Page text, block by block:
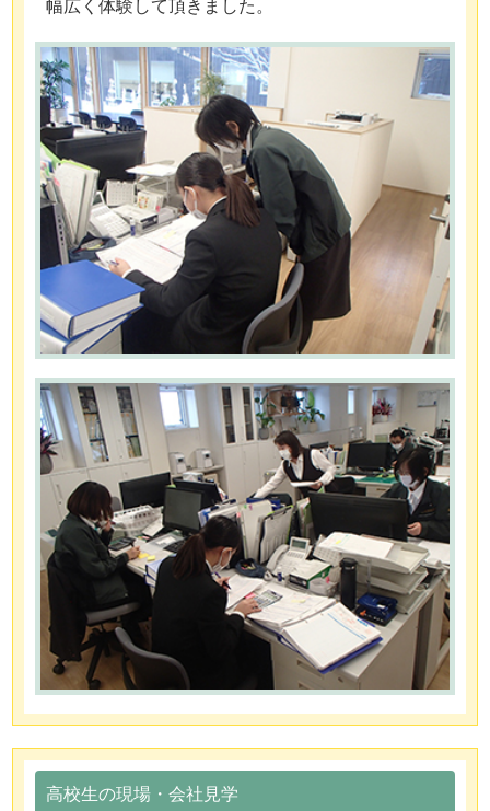
幅広く体験して頂きました。
高校生の現場・会社見学